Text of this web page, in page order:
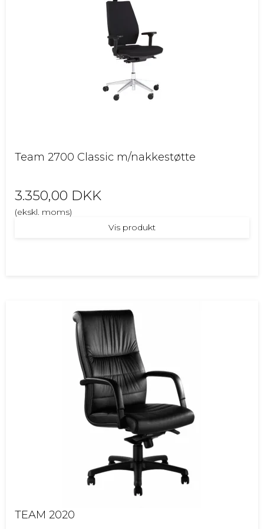
Team 2700 Classic m/nakkestøtte
3.350,00 DKK
(ekskl. moms)
Vis produkt
TEAM 2020